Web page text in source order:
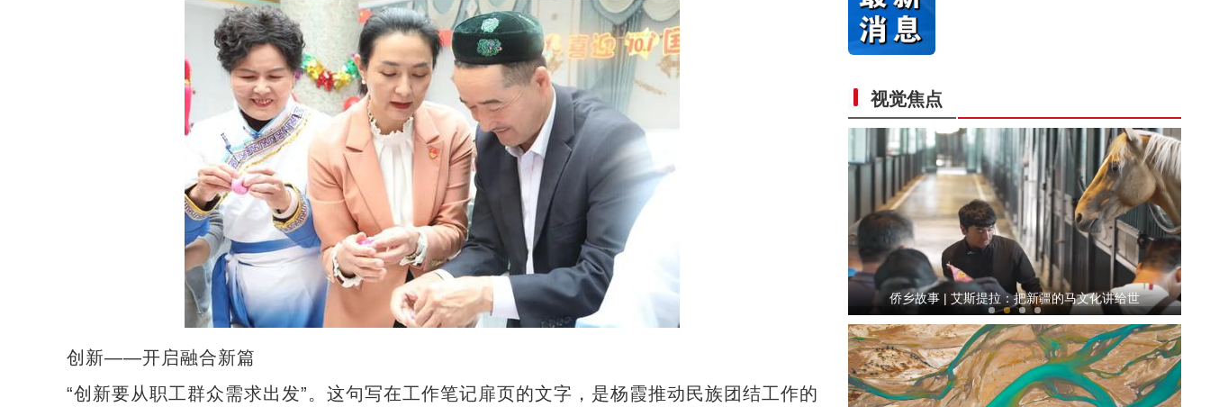
创新——开启融合新篇
“创新要从职工群众需求出发”。这句写在工作笔记扉页的文字，是杨霞推动民族团结工作的
视觉焦点
侨乡故事 | 阿迪拉：我的十年 与古城共成长
侨乡故事 | 艾斯提拉：把新疆的马文化讲给世